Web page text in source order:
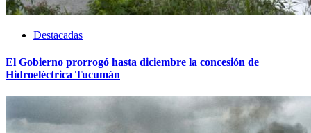
Destacadas
El Gobierno prorrogó hasta diciembre la concesión de
Hidroeléctrica Tucumán